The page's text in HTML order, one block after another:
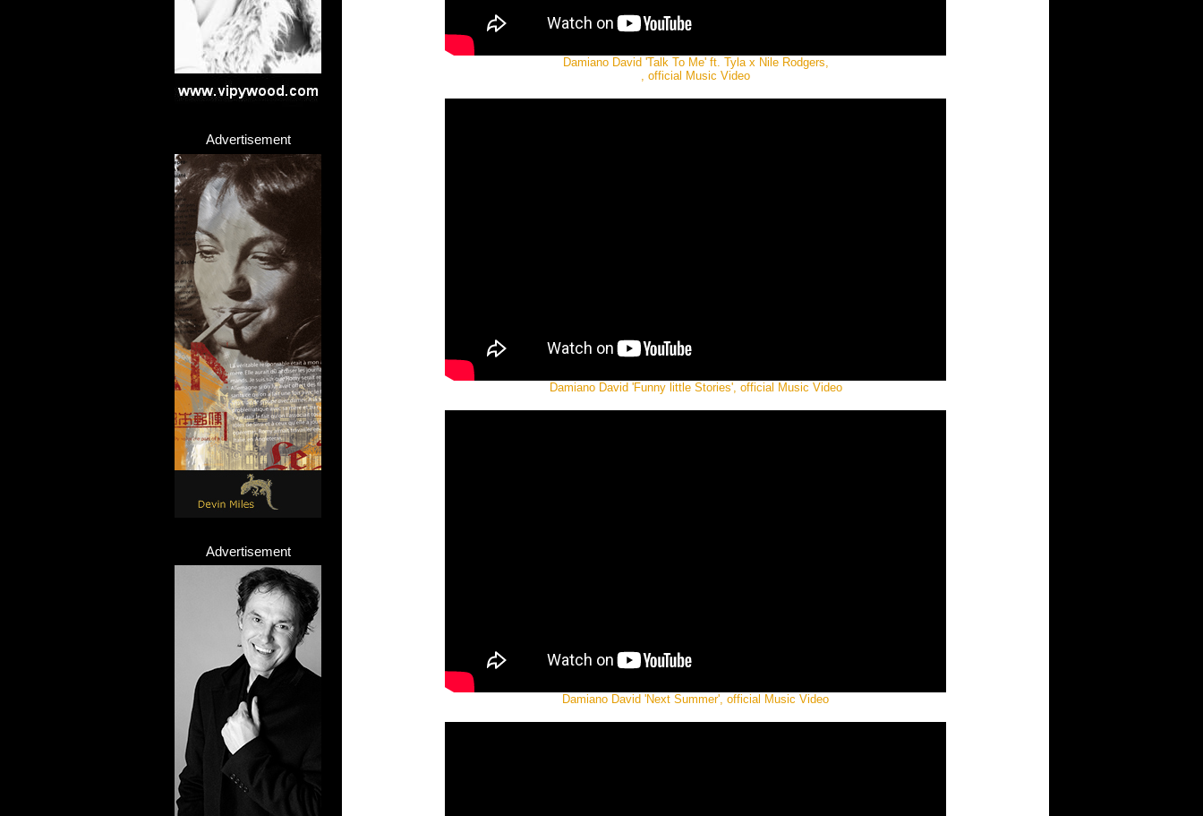
Advertisement
Advertisement
Damiano David 'Talk To Me' ft. Tyla x Nile Rodgers,
, official Music Video
Damiano David 'Funny little Stories', official Music Video
Damiano David 'Next Summer', official Music Video